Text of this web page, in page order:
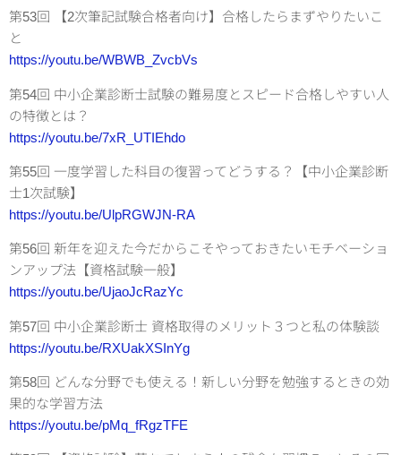
第53回 【2次筆記試験合格者向け】合格したらまずやりたいこ
と
https://youtu.be/WBWB_ZvcbVs
第54回 中小企業診断士試験の難易度とスピード合格しやすい人
の特徴とは？
https://youtu.be/7xR_UTIEhdo
第55回 一度学習した科目の復習ってどうする？【中小企業診断
士1次試験】
https://youtu.be/UlpRGWJN-RA
第56回 新年を迎えた今だからこそやっておきたいモチベーショ
ンアップ法【資格試験一般】
https://youtu.be/UjaoJcRazYc
第57回 中小企業診断士 資格取得のメリット３つと私の体験談
https://youtu.be/RXUakXSInYg
第58回 どんな分野でも使える！新しい分野を勉強するときの効
果的な学習方法
https://youtu.be/pMq_fRgzTFE